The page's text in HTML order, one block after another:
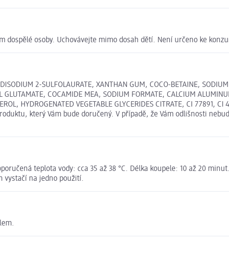
dospělé osoby. Uchovávejte mimo dosah dětí. Není určeno ke
2-SULFOLAURATE, XANTHAN GUM, COCO-BETAINE,
GLUTAMATE, COCAMIDE MEA, SODIUM FORMATE, CALCIUM
HYDROGENATED VEGETABLE GLYCERIDES CITRATE, CI
který Vám bude doručený. V případě, že Vám odlišnosti
teplota vody: cca 35 až 38 °C. Délka koupele: 10 až 20
vystačí na jedno použití.